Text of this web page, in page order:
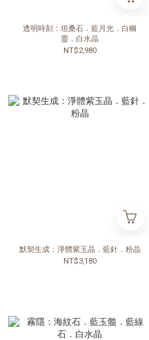
透明時刻：坦桑石．藍月光．白幽
靈．白水晶
NT$2,980
默契生成：淨體紫玉晶．藍針．粉晶
NT$3,180